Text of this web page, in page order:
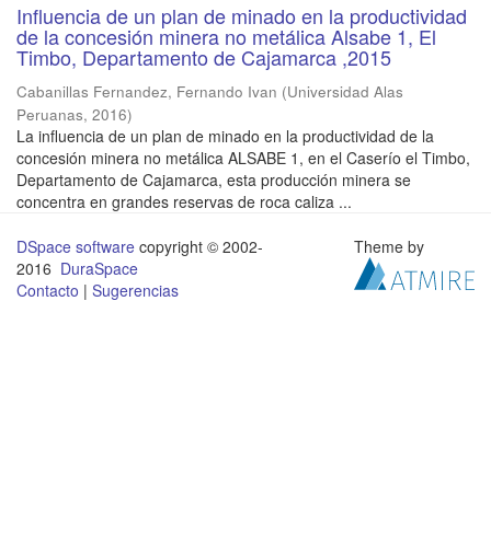
Influencia de un plan de minado en la productividad
de la concesión minera no metálica Alsabe 1, El
Timbo, Departamento de Cajamarca ,2015
Cabanillas Fernandez, Fernando Ivan (Universidad Alas
Peruanas, 2016)
La influencia de un plan de minado en la productividad de la
concesión minera no metálica ALSABE 1, en el Caserío el Timbo,
Departamento de Cajamarca, esta producción minera se
concentra en grandes reservas de roca caliza ...
DSpace software copyright © 2002-
2016 DuraSpace
Contacto | Sugerencias
Theme by